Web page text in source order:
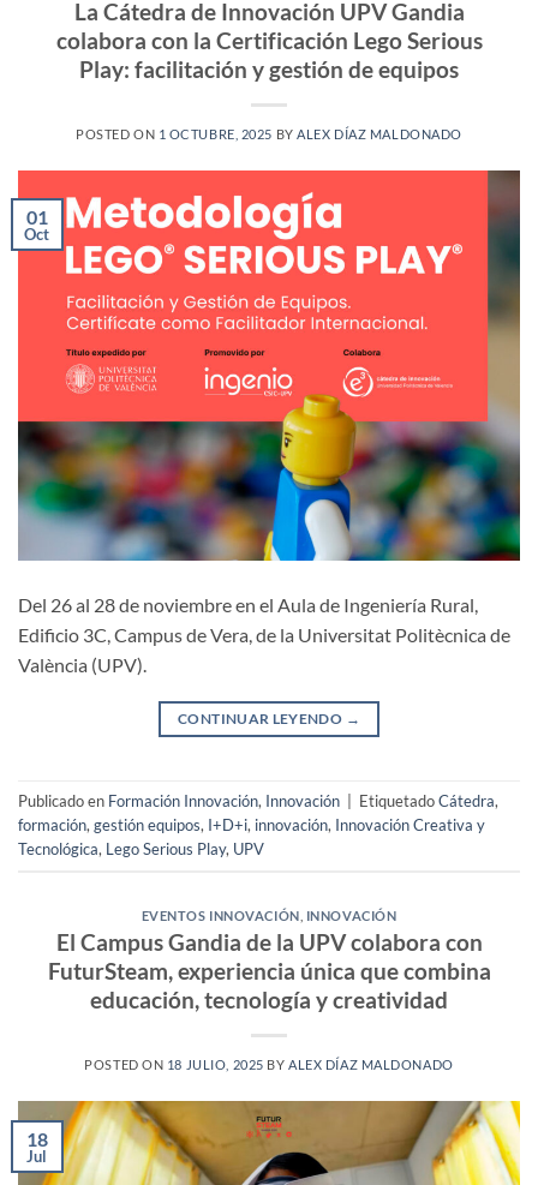
La Cátedra de Innovación UPV Gandia
colabora con la Certificación Lego Serious
Play: facilitación y gestión de equipos
POSTED ON 1 OCTUBRE, 2025 BYALEX DÍAZ MALDONADO
01
Oct
Del 26 al 28 de noviembre en el Aula de Ingeniería Rural,
Edificio 3C, Campus de Vera, de la Universitat Politècnica de
València (UPV).
CONTINUAR LEYENDO →
Publicado en Formación Innovación, Innovación EtiquetadoCátedra,
formación, gestión equipos, I+D+i, innovación, Innovación Creativa y
Tecnológica, Lego Serious Play, UPV
EVENTOS INNOVACIÓN INNOVACIÓN
El Campus Gandia de la UPV colabora con
FuturSteam, experiencia única que combina
educación, tecnología y creatividad
POSTED ON 18 JULIO, 2025 BYALEX DÍAZ MALDONADO
18
Jul